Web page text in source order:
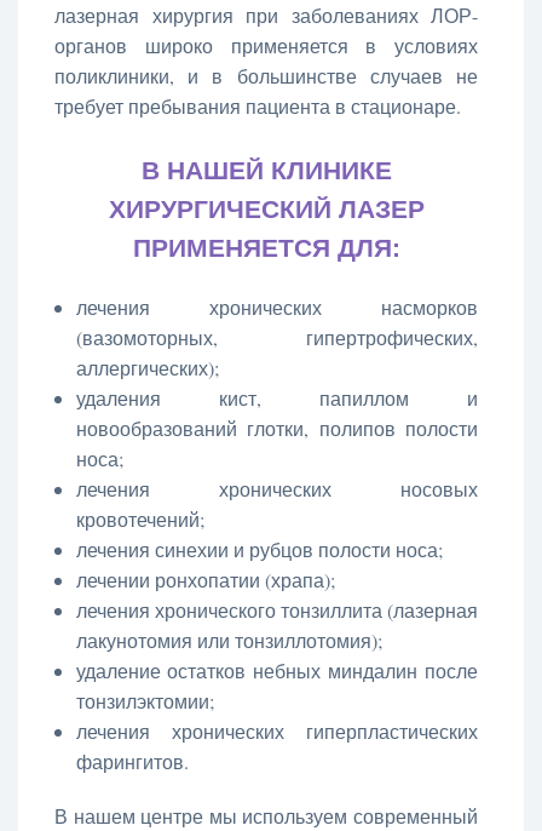
лазерная хирургия при заболеваниях ЛОР-
органов широко применяется в условиях
поликлиники, и в большинстве случаев не
требует пребывания пациента в стационаре.
В НАШЕЙ КЛИНИКЕ
ХИРУРГИЧЕСКИЙ ЛАЗЕР
ПРИМЕНЯЕТСЯ ДЛЯ:
лечения хронических насморков
(вазомоторных, гипертрофических,
аллергических);
удаления кист, папиллом и
новообразований глотки, полипов полости
носа;
лечения хронических носовых
кровотечений;
лечения синехии и рубцов полости носа;
лечении ронхопатии (храпа);
лечения хронического тонзиллита (лазерная
лакунотомия или тонзиллотомия);
удаление остатков небных миндалин после
тонзилэктомии;
лечения хронических гиперпластических
фарингитов.
В нашем центре мы используем современный